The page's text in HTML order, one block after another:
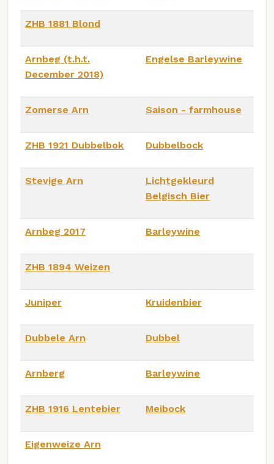
ZHB 1881 Blond
Arnbeg (t.h.t.
December 2018)
Engelse Barleywine
Zomerse Arn Saison - farmhouse
ZHB 1921 Dubbelbok Dubbelbock
Stevige Arn
Lichtgekleurd
Belgisch Bier
Arnbeg 2017 Barleywine
ZHB 1894 Weizen
Juniper Kruidenbier
Dubbele Arn Dubbel
Arnberg Barleywine
ZHB 1916 Lentebier Meibock
Eigenweize Arn